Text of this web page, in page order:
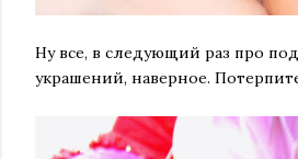
Ну все, в следующий раз про
украшений, наверное.